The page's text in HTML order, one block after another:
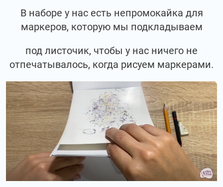
В наборе у нас есть непромокайка для
маркеров, которую мы подкладываем
под листочик, чтобы у нас ничего не
отпечатывалось, когда рисуем маркерами.